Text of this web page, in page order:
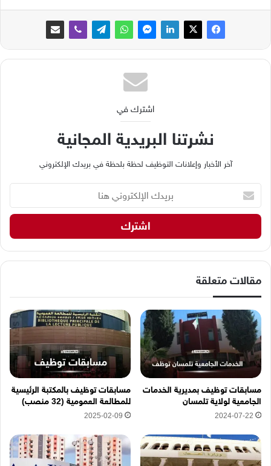
اشترك في
نشرتنا البريدية المجانية
آخر الأخبار وإعلانات التوظيف لحظة بلحظة في بريدك الإلكتروني
ي
ك
ا
إ
ت
ر
و
ن
ي
ه
ن
ا
مقالات متعلقة
مسابقات توظيف بمديرية الخدمات
الجامعية لولاية تلمسان
2024-07-22
مسابقات توظيف بالمكتبة الرئيسية
للمطالعة العمومية (32 منصب)
2025-02-09